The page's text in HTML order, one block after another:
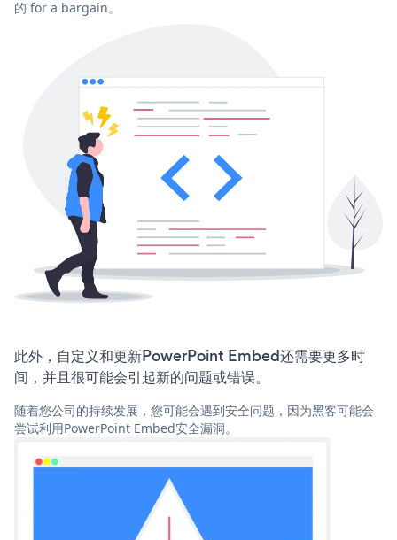
的 for a bargain。
此外，自定义和更新PowerPoint Embed还需要更多时
间，并且很可能会引起新的问题或错误。
随着您公司的持续发展，您可能会遇到安全问题，因为黑客可能会
尝试利用PowerPoint Embed安全漏洞。